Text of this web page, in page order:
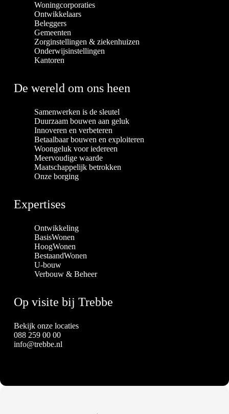
Woningcorporaties
Ontwikkelaars
Beleggers
Gemeenten
Zorginstellingen & ziekenhuizen
Onderwijsinstellingen
Kantoren
De wereld om ons heen
Samenwerken is de sleutel
Duurzaam bouwen aan geluk
Innoveren en verbeteren
Betaalbaar bouwen en exploiteren
Woongeluk voor iedereen
Meervoudige waarde
Maatschappelijk betrokken
Onze borging
Expertises
Ontwikkeling
BasisWonen
HoogWonen
BestaandWonen
U-bouw
Verbouw & Beheer
Op visite bij Trebbe
Bekijk onze locaties
088 259 00 00
info@trebbe.nl